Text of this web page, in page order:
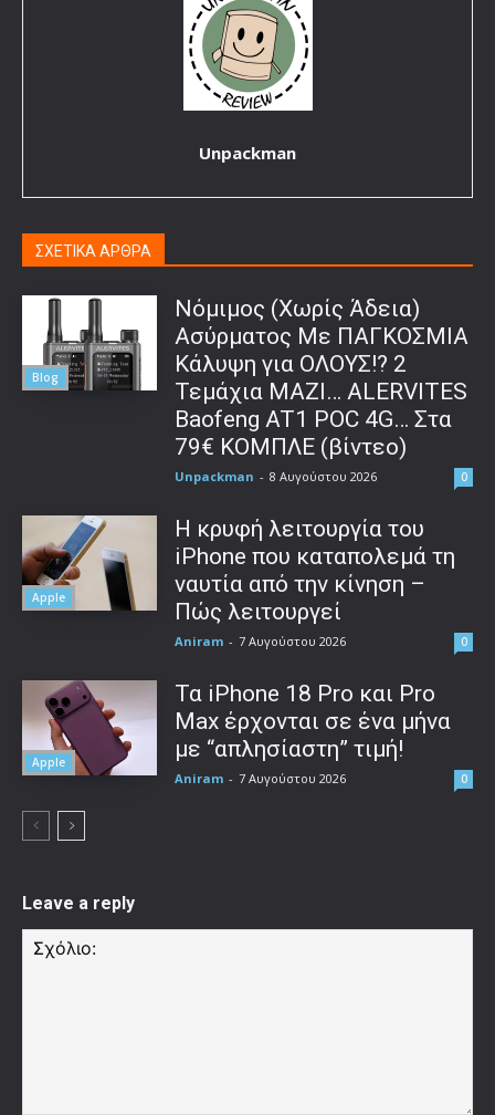
Unpackman
ΣΧΕΤΙΚΑ ΑΡΘΡΑ
Blog
Νόμιμος (Χωρίς Άδεια)
Ασύρματος Με ΠΑΓΚΟΣΜΙΑ
Κάλυψη για ΟΛΟΥΣ!? 2
Τεμάχια ΜΑΖΙ… ALERVITES
Baofeng AT1 POC 4G… Στα
79€ ΚΟΜΠΛΕ (βίντεο)
Unpackman - 8 Αυγούστου 2026 0
Apple
Η κρυφή λειτουργία του
iPhone που καταπολεμά τη
ναυτία από την κίνηση –
Πώς λειτουργεί
Aniram - 7 Αυγούστου 2026 0
Apple
Τα iPhone 18 Pro και Pro
Max έρχονται σε ένα μήνα
με “απλησίαστη” τιμή!
Aniram - 7 Αυγούστου 2026 0
Leave a reply